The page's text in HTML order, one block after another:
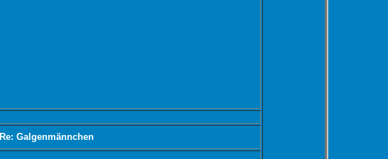
Re: Galgenmännchen